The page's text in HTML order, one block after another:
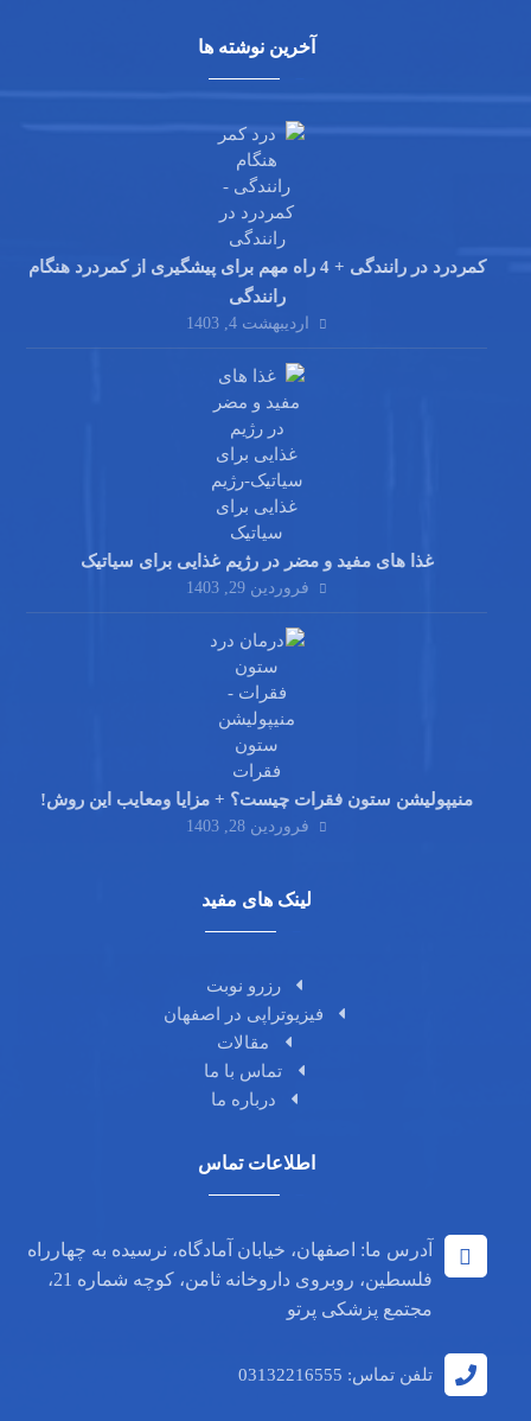
آخرین نوشته ها
کمردرد در رانندگی + 4 راه مهم برای پیشگیری از کمردرد هنگام
رانندگی
اردیبهشت 4, 1403
غذا های مفید و مضر در رژیم غذایی برای سیاتیک
فروردین 29, 1403
منیپولیشن ستون فقرات چیست؟ + مزایا ومعایب این روش!
فروردین 28, 1403
لینک های مفید
رزرو نوبت
فیزیوتراپی در اصفهان
مقالات
تماس با ما
درباره ما
اطلاعات تماس
آدرس ما: اصفهان، خیابان آمادگاه، نرسیده به چهارراه
فلسطین، روبروی داروخانه ثامن، کوچه شماره 21،
مجتمع پزشکی پرتو
تلفن تماس: 03132216555